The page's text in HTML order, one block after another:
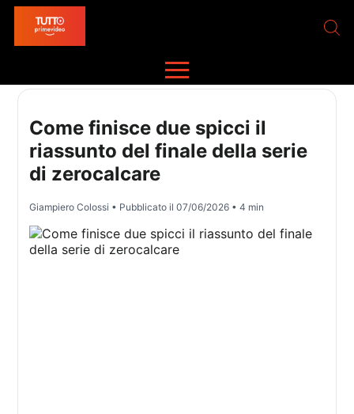
Come finisce due spicci il
riassunto del finale della serie
di zerocalcare
Giampiero Colossi • Pubblicato il07/06/2026 • 4 min